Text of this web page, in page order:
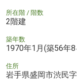
所在階 / 階数
2階建
築年数
1970年1月(築56年
住所
岩手県盛岡市渋民